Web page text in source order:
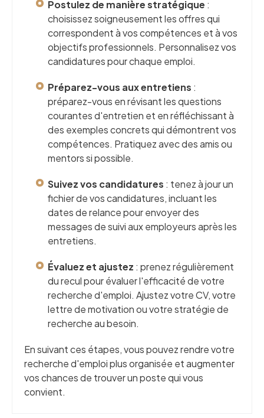
Postulez de manière stratégique :
choisissez soigneusement les offres qui
correspondent à vos compétences et à vos
objectifs professionnels. Personnalisez vos
candidatures pour chaque emploi.
Préparez-vous aux entretiens :
préparez-vous en révisant les questions
courantes d'entretien et en réfléchissant à
des exemples concrets qui démontrent vos
compétences. Pratiquez avec des amis ou
mentors si possible.
Suivez vos candidatures : tenez à jour un
fichier de vos candidatures, incluant les
dates de relance pour envoyer des
messages de suivi aux employeurs après les
entretiens.
Évaluez et ajustez : prenez régulièrement
du recul pour évaluer l'efficacité de votre
recherche d'emploi. Ajustez votre CV, votre
lettre de motivation ou votre stratégie de
recherche au besoin.
En suivant ces étapes, vous pouvez rendre votre
recherche d'emploi plus organisée et augmenter
vos chances de trouver un poste qui vous
convient.